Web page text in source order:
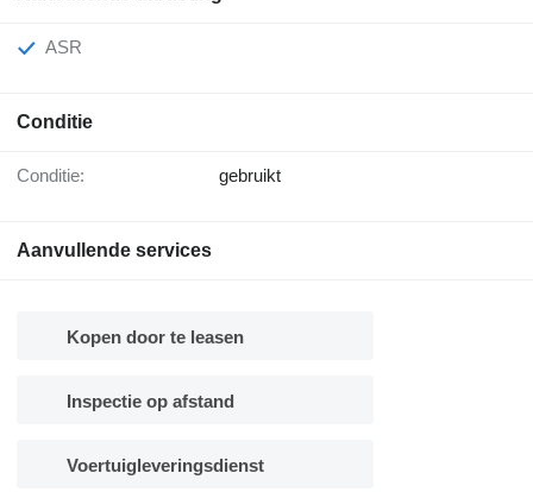
ASR
Conditie
Conditie: gebruikt
Aanvullende services
Kopen door te leasen
Inspectie op afstand
Voertuigleveringsdienst